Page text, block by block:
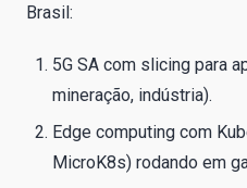
Brasil:
5G SA com slicing para
mineração, indústria).
Edge computing com
MicroK8s) rodando em